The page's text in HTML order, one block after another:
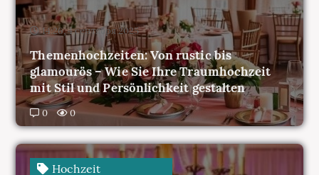
Themenhochzeiten: Von rustic bis
glamourös – Wie Sie Ihre Traumhochzeit
mit Stil und Persönlichkeit gestalten
0 0
Hochzeit